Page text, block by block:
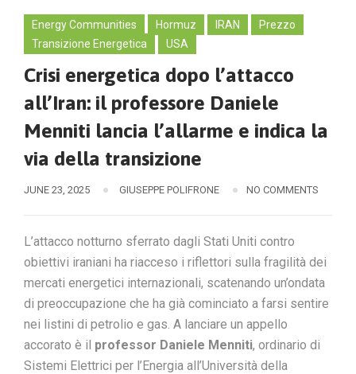
Energy Communities Hormuz IRAN
Prezzo
Transizione Energetica
USA
Crisi energetica dopo l’attacco
all’Iran: il professore Daniele
Menniti lancia l’allarme e indica la
via della transizione
JUNE 23, 2025 GIUSEPPE POLIFRONE NO COMMENTS
L’attacco notturno sferrato dagli Stati Uniti contro
obiettivi iraniani ha riacceso i riflettori sulla fragilità dei
mercati energetici internazionali, scatenando un’ondata
di preoccupazione che ha già cominciato a farsi sentire
nei listini di petrolio e gas. A lanciare un appello
accorato è il professor Daniele Menniti, ordinario di
Sistemi Elettrici per l’Energia all’Università della